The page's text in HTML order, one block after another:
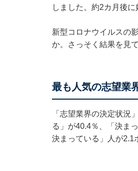
しました。約2カ月後
新型コロナウイルスの
か。さっそく結果を見
最も人気の志望業
「志望業界の決定状況
る」が40.4％、「決ま
決まっている」人が2.1